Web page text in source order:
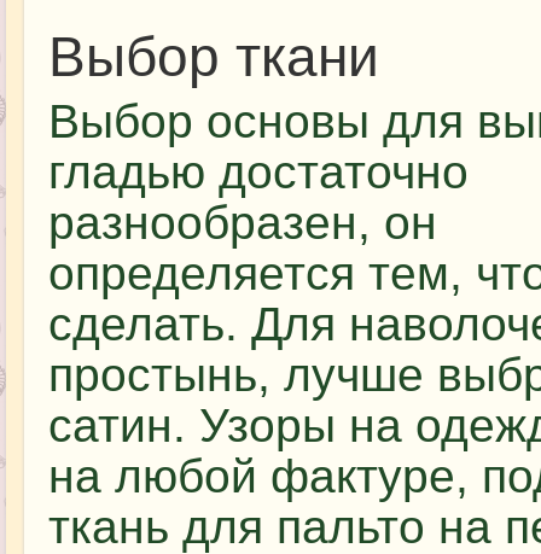
Выбор ткани
Выбор основы для
гладью достаточно
разнообразен, он
определяется тем,
сделать. Для
простынь, лучше
сатин. Узоры на
на любой фактуре,
ткань для пальто на